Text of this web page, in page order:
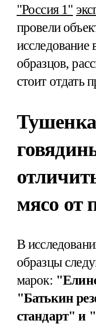
"Россия 1"
провели
образцов,
стоит отдать
мясо от
В
образцы
марок:
"Батькин
стандарт" и